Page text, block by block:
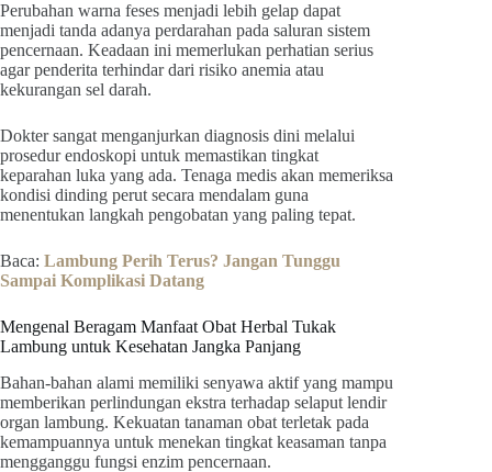
Perubahan warna feses menjadi lebih gelap dapat
menjadi tanda adanya perdarahan pada saluran sistem
pencernaan. Keadaan ini memerlukan perhatian serius
agar penderita terhindar dari risiko anemia atau
kekurangan sel darah.
Dokter sangat menganjurkan diagnosis dini melalui
prosedur endoskopi untuk memastikan tingkat
keparahan luka yang ada. Tenaga medis akan memeriksa
kondisi dinding perut secara mendalam guna
menentukan langkah pengobatan yang paling tepat.
Baca: Lambung Perih Terus? Jangan Tunggu
Sampai Komplikasi Datang
Mengenal Beragam Manfaat Obat Herbal Tukak
Lambung untuk Kesehatan Jangka Panjang
Bahan-bahan alami memiliki senyawa aktif yang mampu
memberikan perlindungan ekstra terhadap selaput lendir
organ lambung. Kekuatan tanaman obat terletak pada
kemampuannya untuk menekan tingkat keasaman tanpa
mengganggu fungsi enzim pencernaan.